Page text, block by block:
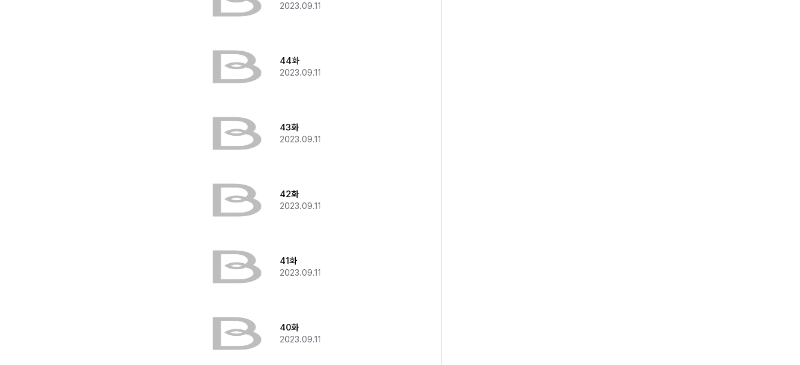
2023.09.11
44화
2023.09.11
43화
2023.09.11
42화
2023.09.11
41화
2023.09.11
40화
2023.09.11